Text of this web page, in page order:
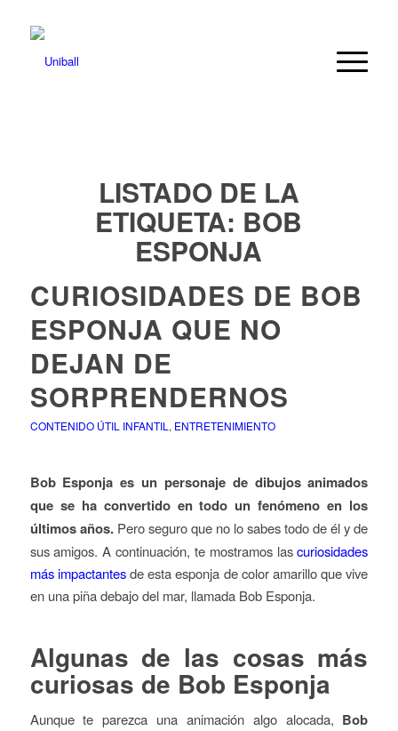
LISTADO DE LA
ETIQUETA: BOB
ESPONJA
CURIOSIDADES DE BOB
ESPONJA QUE NO
DEJAN DE
SORPRENDERNOS
CONTENIDO ÚTIL INFANTIL , ENTRETENIMIENTO
Bob Esponja es un personaje de dibujos animados
que se ha convertido en todo un fenómeno en los
últimos años.Pero seguro que no lo sabes todo de él y de
sus amigos. A continuación, te mostramos lascuriosidades
más impactantesde esta esponja de color amarillo que vive
en una piña debajo del mar, llamada Bob Esponja.
Algunas de las cosas más
curiosas de Bob Esponja
Aunque te parezca una animación algo alocada, Bob